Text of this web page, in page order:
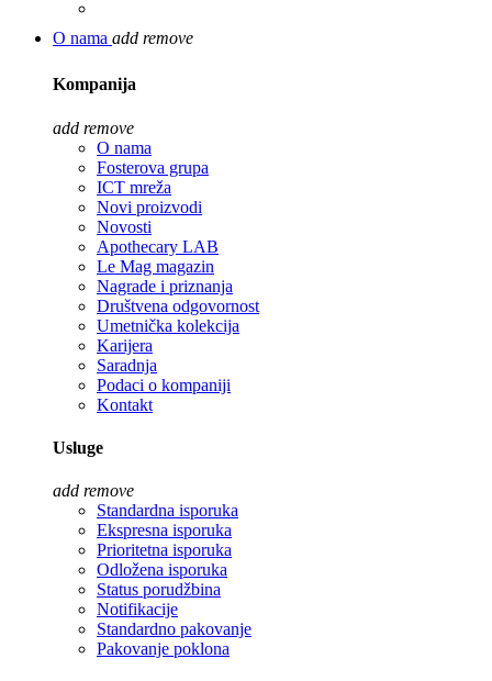
O nama add remove
Kompanija
add remove
O nama
Fosterova grupa
ICT mreža
Novi proizvodi
Novosti
Apothecary LAB
Le Mag magazin
Nagrade i priznanja
Društvena odgovornost
Umetnička kolekcija
Karijera
Saradnja
Podaci o kompaniji
Kontakt
Usluge
add remove
Standardna isporuka
Ekspresna isporuka
Prioritetna isporuka
Odložena isporuka
Status porudžbina
Notifikacije
Standardno pakovanje
Pakovanje poklona